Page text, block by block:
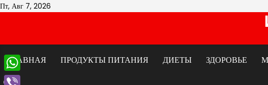
Перейти
Пт, Авг 7, 2026
ГЛАВНАЯ
ПРОДУКТЫ ПИТАНИЯ ДИЕТЫ ЗДОРОВЬЕ
WhatsApp